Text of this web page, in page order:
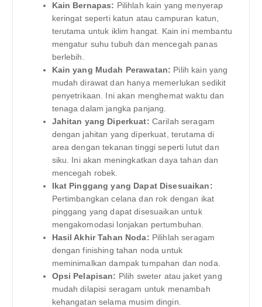
Kain Bernapas: Pilihlah kain yang menyerap
keringat seperti katun atau campuran katun,
terutama untuk iklim hangat. Kain ini membantu
mengatur suhu tubuh dan mencegah panas
berlebih.
Kain yang Mudah Perawatan: Pilih kain yang
mudah dirawat dan hanya memerlukan sedikit
penyetrikaan. Ini akan menghemat waktu dan
tenaga dalam jangka panjang.
Jahitan yang Diperkuat: Carilah seragam
dengan jahitan yang diperkuat, terutama di
area dengan tekanan tinggi seperti lutut dan
siku. Ini akan meningkatkan daya tahan dan
mencegah robek.
Ikat Pinggang yang Dapat Disesuaikan:
Pertimbangkan celana dan rok dengan ikat
pinggang yang dapat disesuaikan untuk
mengakomodasi lonjakan pertumbuhan.
Hasil Akhir Tahan Noda: Pilihlah seragam
dengan finishing tahan noda untuk
meminimalkan dampak tumpahan dan noda.
Opsi Pelapisan: Pilih sweter atau jaket yang
mudah dilapisi seragam untuk menambah
kehangatan selama musim dingin.